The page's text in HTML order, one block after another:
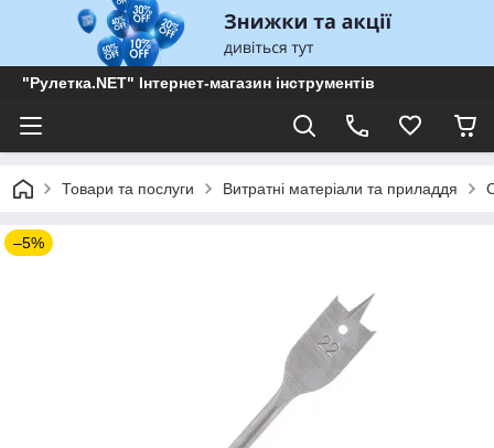
"Рулетка.NET" Інтернет-магазин інструментів
Товари та послуги Витратні матеріали та приладдя
–5%